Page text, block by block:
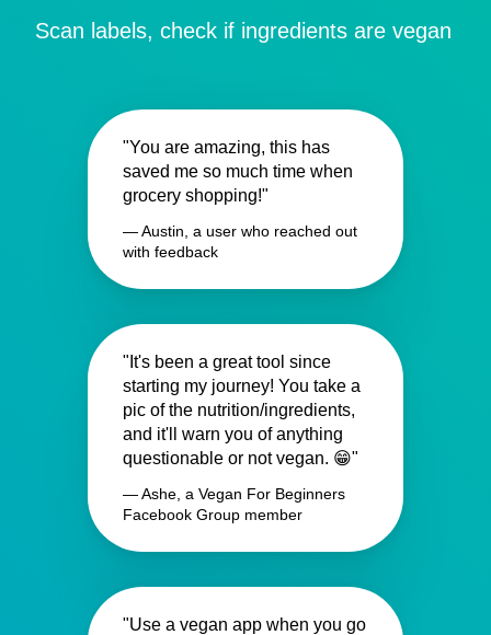
Scan labels, check if ingredients are vegan
"You are amazing, this has
saved me so much time when
grocery shopping!"
— Austin, a user who reached out
with feedback
"It's been a great tool since
starting my journey! You take a
pic of the nutrition/ingredients,
and it'll warn you of anything
questionable or not vegan. 😁"
— Ashe, a Vegan For Beginners
Facebook Group member
"Use a vegan app when you go